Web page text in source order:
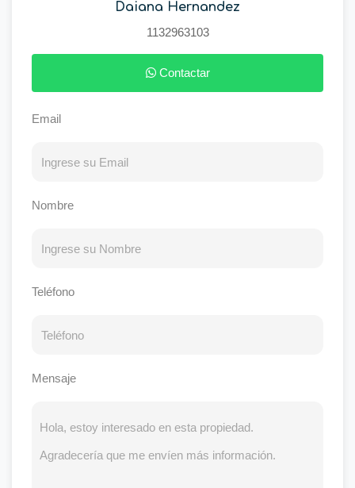
Daiana Hernandez
1132963103
Contactar
Email
Nombre
Teléfono
Mensaje